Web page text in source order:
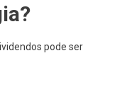
pode ser